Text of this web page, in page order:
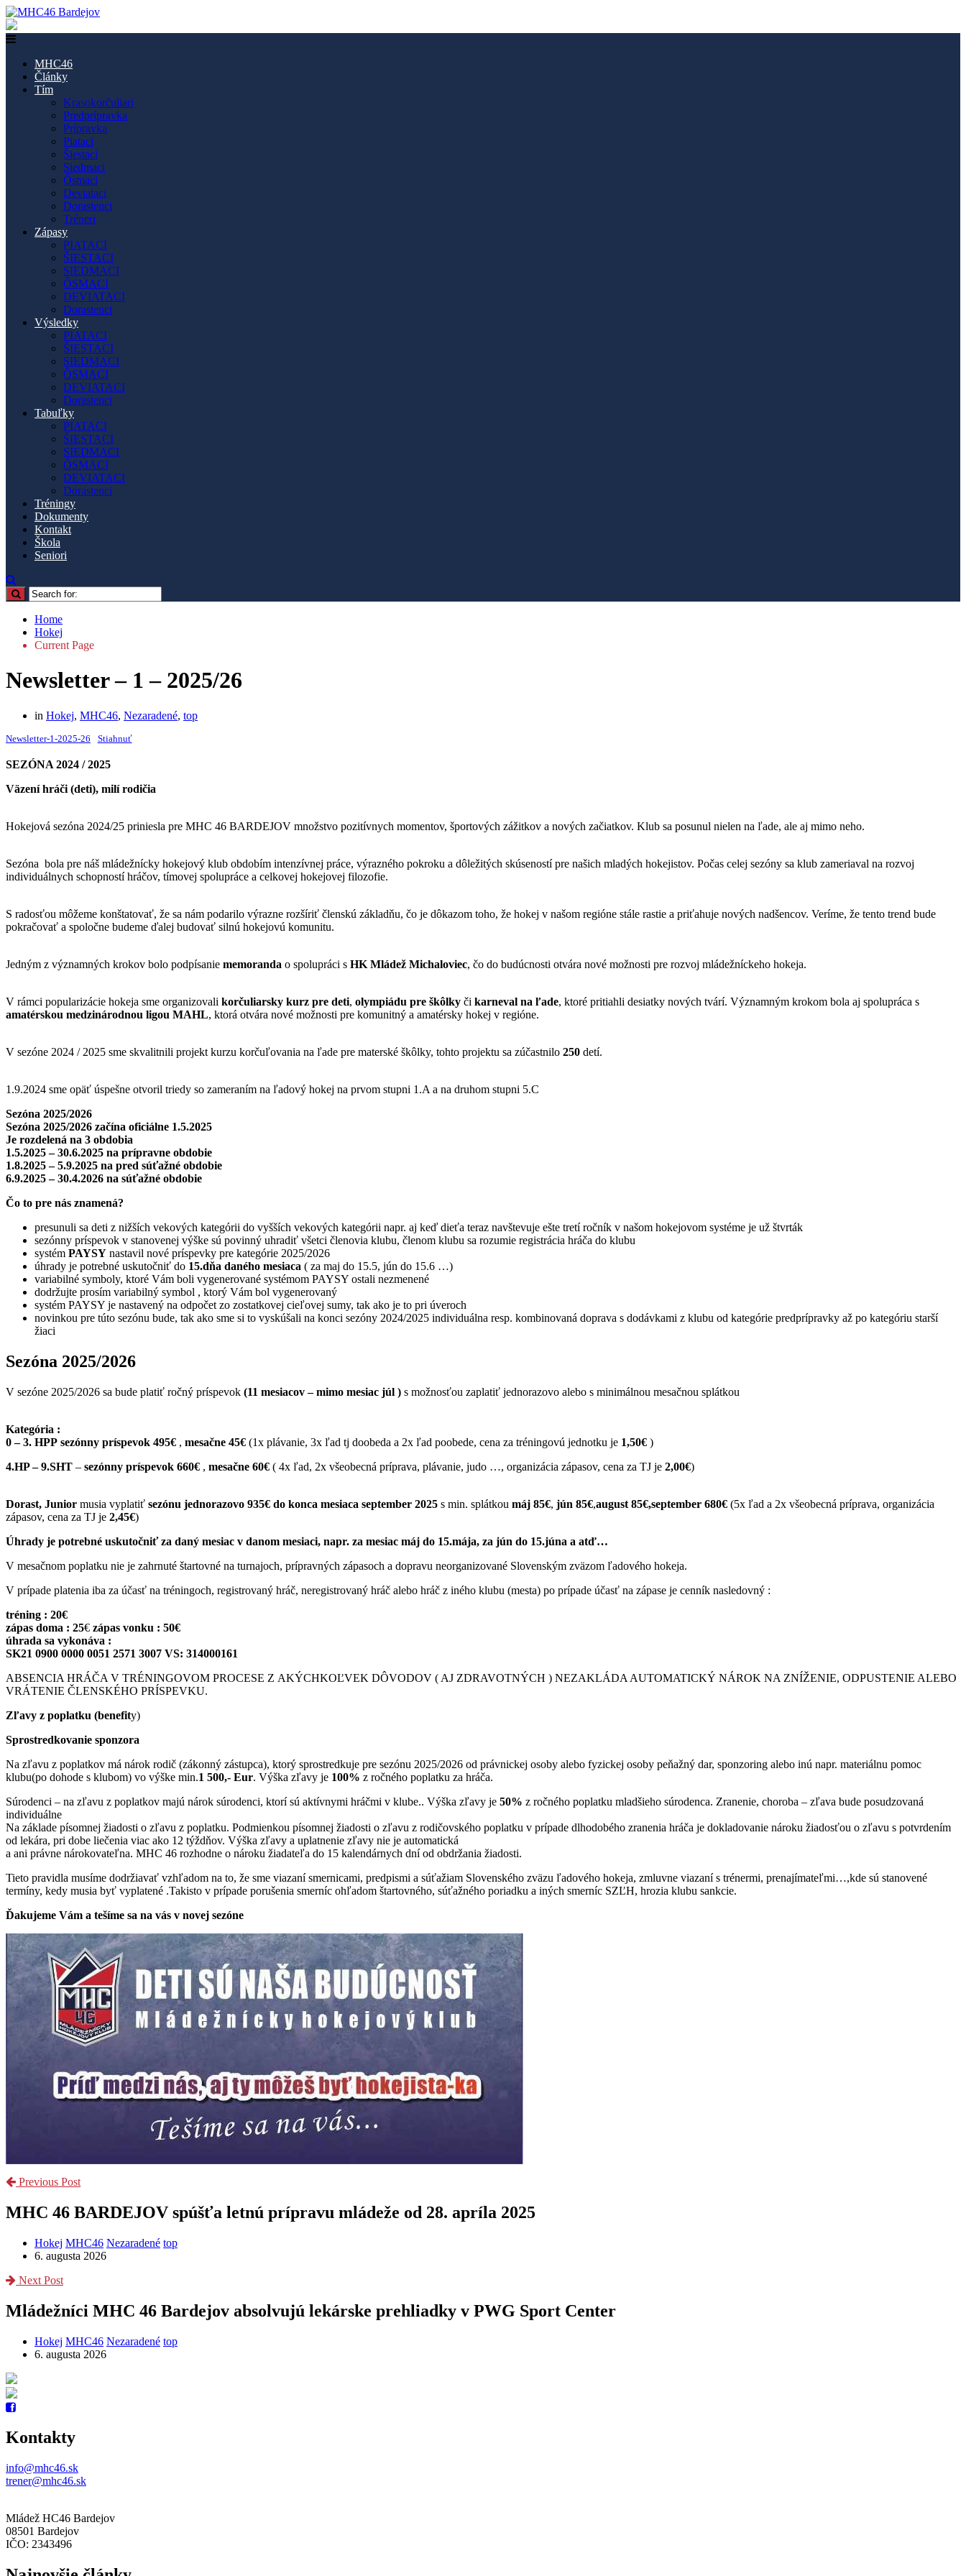
MHC46
Články
Tím
Krasokorčuliari
Predprípravka
Prípravka
Piataci
Šiestaci
Siedmaci
Ôsmaci
Deviataci
Dorastenci
Tréneri
Zápasy
PIATACI
ŠIESTACI
SIEDMACI
ÔSMACI
DEVIATACI
Dorastenci
Výsledky
PIATACI
ŠIESTACI
SIEDMACI
ÔSMACI
DEVIATACI
Dorastenci
Tabuľky
PIATACI
ŠIESTACI
SIEDMACI
ÔSMACI
DEVIATACI
Dorastenci
Tréningy
Dokumenty
Kontakt
Škola
Seniori
Home
Hokej
Current Page
Newsletter – 1 – 2025/26
in Hokej, MHC46, Nezaradené, top
Newsletter-1-2025-26 Stiahnuť
SEZÓNA 2024 / 2025
Väzení hráči (deti), milí rodičia
Hokejová sezóna 2024/25 priniesla pre MHC 46 BARDEJOV množstvo pozitívnych momentov, športových zážitkov a nových začiatkov. Klub sa posunul nielen na ľade, ale aj mimo neho.
Sezóna bola pre náš mládežnícky hokejový klub obdobím intenzívnej práce, výrazného pokroku a dôležitých skúseností pre našich mladých hokejistov. Počas celej sezóny sa klub zameriaval na rozvoj
individuálnych schopností hráčov, tímovej spolupráce a celkovej hokejovej filozofie.
S radosťou môžeme konštatovať, že sa nám podarilo výrazne rozšíriť členskú základňu, čo je dôkazom toho, že hokej v našom regióne stále rastie a priťahuje nových nadšencov. Veríme, že tento trend bude
pokračovať a spoločne budeme ďalej budovať silnú hokejovú komunitu.
Jedným z významných krokov bolo podpísanie memoranda o spolupráci s HK Mládež Michaloviec, čo do budúcnosti otvára nové možnosti pre rozvoj mládežníckeho hokeja.
V rámci popularizácie hokeja sme organizovali korčuliarsky kurz pre deti, olympiádu pre škôlky či karneval na ľade, ktoré pritiahli desiatky nových tvárí. Významným krokom bola aj spolupráca s
amatérskou medzinárodnou ligou MAHL, ktorá otvára nové možnosti pre komunitný a amatérsky hokej v regióne.
V sezóne 2024 / 2025 sme skvalitnili projekt kurzu korčuľovania na ľade pre materské škôlky, tohto projektu sa zúčastnilo 250 detí.
1.9.2024 sme opäť úspešne otvoril triedy so zameraním na ľadový hokej na prvom stupni 1.A a na druhom stupni 5.C
Sezóna 2025/2026
Sezóna 2025/2026 začína oficiálne 1.5.2025
Je rozdelená na 3 obdobia
1.5.2025 – 30.6.2025 na prípravne obdobie
1.8.2025 – 5.9.2025 na pred súťažné obdobie
6.9.2025 – 30.4.2026 na súťažné obdobie
Čo to pre nás znamená?
presunuli sa deti z nižších vekových kategórii do vyšších vekových kategórii napr. aj keď dieťa teraz navštevuje ešte tretí ročník v našom hokejovom systéme je už štvrták
sezónny príspevok v stanovenej výške sú povinný uhradiť všetci členovia klubu, členom klubu sa rozumie registrácia hráča do klubu
systém PAYSY nastavil nové príspevky pre kategórie 2025/2026
úhrady je potrebné uskutočniť do 15.dňa daného mesiaca ( za maj do 15.5, jún do 15.6 …)
variabilné symboly, ktoré Vám boli vygenerované systémom PAYSY ostali nezmenené
dodržujte prosím variabilný symbol , ktorý Vám bol vygenerovaný
systém PAYSY je nastavený na odpočet zo zostatkovej cieľovej sumy, tak ako je to pri úveroch
novinkou pre túto sezónu bude, tak ako sme si to vyskúšali na konci sezóny 2024/2025 individuálna resp. kombinovaná doprava s dodávkami z klubu od kategórie predprípravky až po kategóriu starší
žiaci
Sezóna 2025/2026
V sezóne 2025/2026 sa bude platiť ročný príspevok (11 mesiacov – mimo mesiac júl ) s možnosťou zaplatiť jednorazovo alebo s minimálnou mesačnou splátkou
Kategória :
0 – 3. HPP sezónny príspevok 495€ , mesačne 45€ (1x plávanie, 3x ľad tj doobeda a 2x ľad poobede, cena za tréningovú jednotku je 1,50€ )
4.HP – 9.SHT – sezónny príspevok 660€ , mesačne 60€ ( 4x ľad, 2x všeobecná príprava, plávanie, judo …, organizácia zápasov, cena za TJ je 2,00€)
Dorast, Junior musia vyplatiť sezónu jednorazovo 935€ do konca mesiaca september 2025 s min. splátkou máj 85€, jún 85€,august 85€,september 680€ (5x ľad a 2x všeobecná príprava, organizácia
zápasov, cena za TJ je 2,45€)
Úhrady je potrebné uskutočniť za daný mesiac v danom mesiaci, napr. za mesiac máj do 15.mája, za jún do 15.júna a atď…
V mesačnom poplatku nie je zahrnuté štartovné na turnajoch, prípravných zápasoch a dopravu neorganizované Slovenským zväzom ľadového hokeja.
V prípade platenia iba za účasť na tréningoch, registrovaný hráč, neregistrovaný hráč alebo hráč z iného klubu (mesta) po prípade účasť na zápase je cenník nasledovný :
tréning : 20€
zápas doma : 25€ zápas vonku : 50€
úhrada sa vykonáva :
SK21 0900 0000 0051 2571 3007 VS: 314000161
ABSENCIA HRÁČA V TRÉNINGOVOM PROCESE Z AKÝCHKOĽVEK DÔVODOV ( AJ ZDRAVOTNÝCH ) NEZAKLÁDA AUTOMATICKÝ NÁROK NA ZNÍŽENIE, ODPUSTENIE ALEBO
VRÁTENIE ČLENSKÉHO PRÍSPEVKU.
Zľavy z poplatku (benefity)
Sprostredkovanie sponzora
Na zľavu z poplatkov má nárok rodič (zákonný zástupca), ktorý sprostredkuje pre sezónu 2025/2026 od právnickej osoby alebo fyzickej osoby peňažný dar, sponzoring alebo inú napr. materiálnu pomoc
klubu(po dohode s klubom) vo výške min.1 500,- Eur. Výška zľavy je 100% z ročného poplatku za hráča.
Súrodenci – na zľavu z poplatkov majú nárok súrodenci, ktorí sú aktívnymi hráčmi v klube.. Výška zľavy je 50% z ročného poplatku mladšieho súrodenca. Zranenie, choroba – zľava bude posudzovaná
individuálne
Na základe písomnej žiadosti o zľavu z poplatku. Podmienkou písomnej žiadosti o zľavu z rodičovského poplatku v prípade dlhodobého zranenia hráča je dokladovanie nároku žiadosťou o zľavu s potvrdením
od lekára, pri dobe liečenia viac ako 12 týždňov. Výška zľavy a uplatnenie zľavy nie je automatická
a ani právne nárokovateľna. MHC 46 rozhodne o nároku žiadateľa do 15 kalendárnych dní od obdržania žiadosti.
Tieto pravidla musíme dodržiavať vzhľadom na to, že sme viazaní smernicami, predpismi a súťažiam Slovenského zväzu ľadového hokeja, zmluvne viazaní s trénermi, prenajímateľmi…,kde sú stanovené
termíny, kedy musia byť vyplatené .Takisto v prípade porušenia smerníc ohľadom štartovného, súťažného poriadku a iných smerníc SZĽH, hrozia klubu sankcie.
Ďakujeme Vám a tešíme sa na vás v novej sezóne
Previous Post
MHC 46 BARDEJOV spúšťa letnú prípravu mládeže od 28. apríla 2025
Hokej MHC46 Nezaradené top
6. augusta 2026
Next Post
Mládežníci MHC 46 Bardejov absolvujú lekárske prehliadky v PWG Sport Center
Hokej MHC46 Nezaradené top
6. augusta 2026
Kontakty
info@mhc46.sk
trener@mhc46.sk
Mládež HC46 Bardejov
08501 Bardejov
IČO: 2343496